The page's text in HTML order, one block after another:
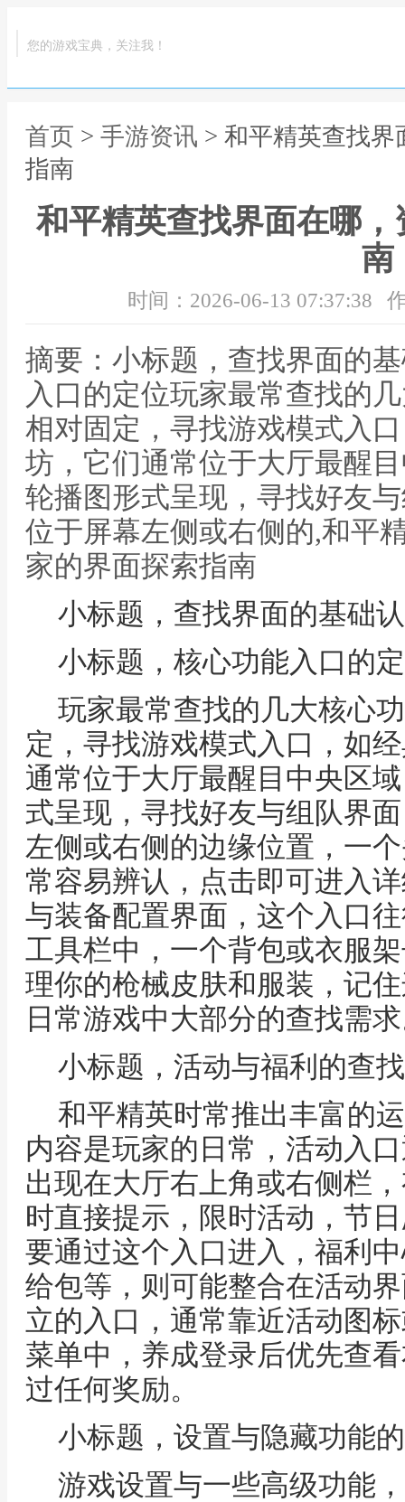
您的游戏宝典，关注我！
首页 > 手游资讯 > 和平精英查找
指南
和平精英查找界面在哪
南
时间：2026-06-13 07:37:38
摘要：小标题，查找界面的
入口的定位玩家最常查找的
相对固定，寻找游戏模式入
坊，它们通常位于大厅最醒
轮播图形式呈现，寻找好友
位于屏幕左侧或右侧的,和平
家的界面探索指南
小标题，查找界面的基础
小标题，核心功能入口的
玩家最常查找的几大核心
定，寻找游戏模式入口，如
通常位于大厅最醒目中央区
式呈现，寻找好友与组队界
左侧或右侧的边缘位置，一
常容易辨认，点击即可进入
与装备配置界面，这个入口
工具栏中，一个背包或衣服
理你的枪械皮肤和服装，记
日常游戏中大部分的查找需
小标题，活动与福利的查
和平精英时常推出丰富的
内容是玩家的日常，活动入
出现在大厅右上角或右侧栏
时直接提示，限时活动，节
要通过这个入口进入，福利
给包等，则可能整合在活动
立的入口，通常靠近活动图
菜单中，养成登录后优先查
过任何奖励。
小标题，设置与隐藏功能
游戏设置与一些高级功能